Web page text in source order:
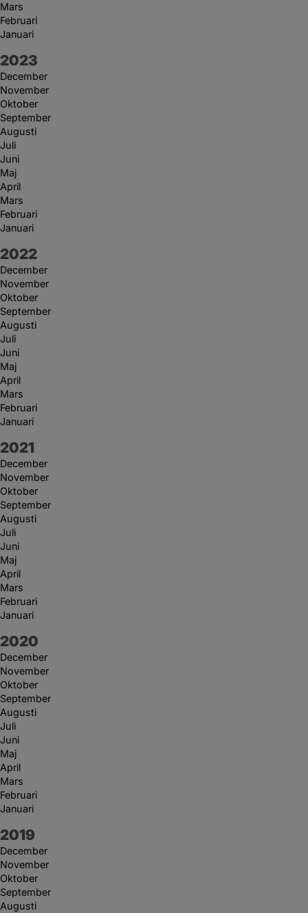
Mars
Februari
Januari
År:
2023
December
November
Oktober
September
Augusti
Juli
Juni
Maj
April
Mars
Februari
Januari
År:
2022
December
November
Oktober
September
Augusti
Juli
Juni
Maj
April
Mars
Februari
Januari
År:
2021
December
November
Oktober
September
Augusti
Juli
Juni
Maj
April
Mars
Februari
Januari
År:
2020
December
November
Oktober
September
Augusti
Juli
Juni
Maj
April
Mars
Februari
Januari
År:
2019
December
November
Oktober
September
Augusti